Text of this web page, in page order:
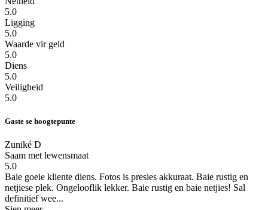
5.0
Ligging
5.0
Waarde vir geld
5.0
Diens
5.0
Veiligheid
5.0
Gaste se hoogtepunte
Zuniké D
Saam met lewensmaat
5.0
Baie goeie kliente diens. Fotos is presies akkuraat. Baie rustig en
netjiese plek. Ongelooflik lekker. Baie rustig en baie netjies! Sal
definitief wee...